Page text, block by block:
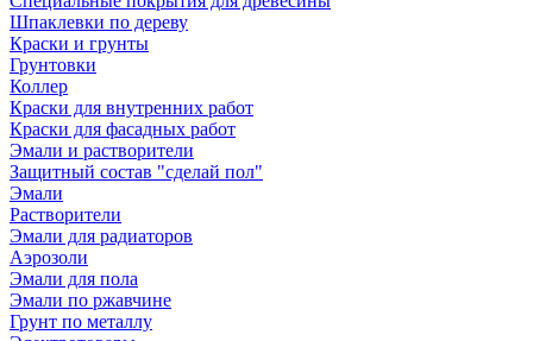
Шпаклевки по дереву
Краски и грунты
Грунтовки
Коллер
Краски для внутренних работ
Краски для фасадных работ
Эмали и растворители
Защитный состав "сделай пол"
Эмали
Растворители
Эмали для радиаторов
Аэрозоли
Эмали для пола
Эмали по ржавчине
Грунт по металлу